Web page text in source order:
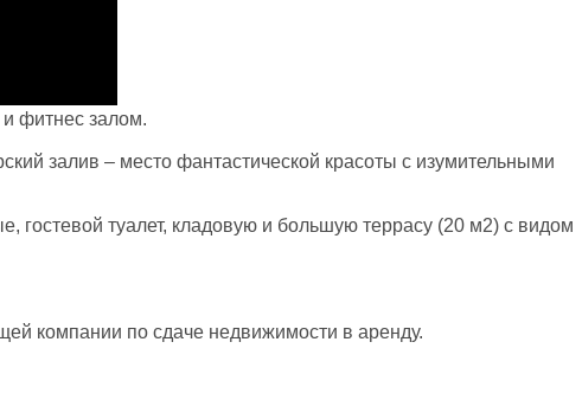
фитнес залом.
залив – место фантастической красоты с изумительными
гостевой туалет, кладовую и большую террасу (20 м2) с видом
компании по сдаче недвижимости в аренду.